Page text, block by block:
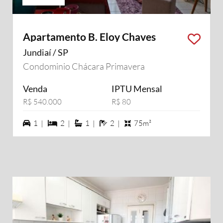
Apartamento B. Eloy Chaves
Jundiaí / SP
Condominio Chácara Primavera
Venda
R$ 540.000
IPTU Mensal
R$ 80
1 vagas na garagem
1 | 2 dormiórios
2 | 1 suítes
1 | 2 banheiros
2 | 75m²